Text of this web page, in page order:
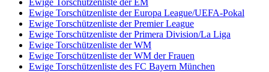
Ewige Torschützenliste der Europa League/UEFA-Pokal
Ewige Torschützenliste der Premier League
Ewige Torschützenliste der Primera Division/La Liga
Ewige Torschützenliste der WM
Ewige Torschützenliste der WM der Frauen
Ewige Torschützenliste des FC Bayern München